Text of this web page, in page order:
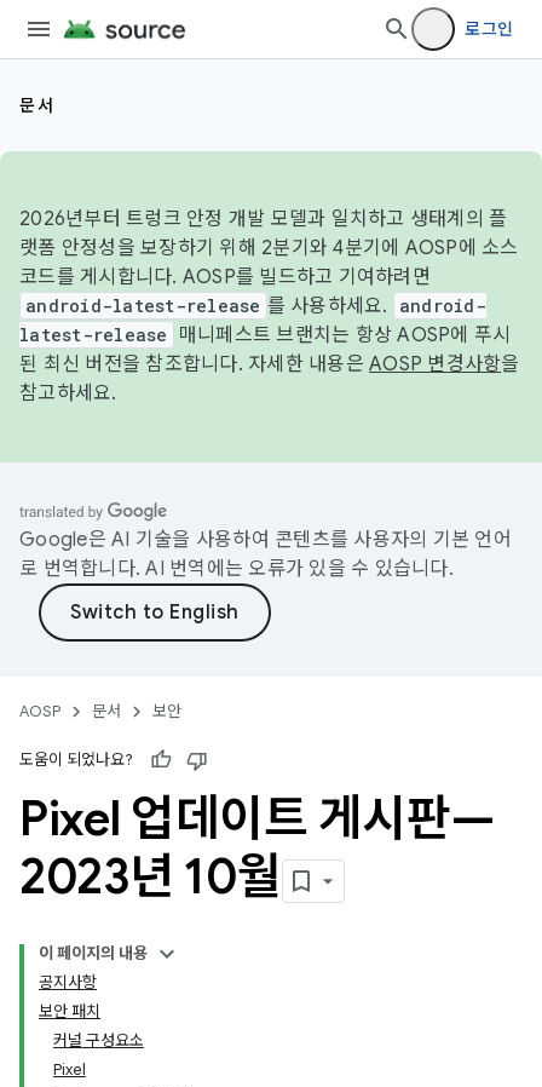
로그인
문서
2026년부터 트렁크 안정 개발 모델과 일치하고 생태계의 플
랫폼 안정성을 보장하기 위해 2분기와 4분기에 AOSP에 소스
코드를 게시합니다. AOSP를 빌드하고 기여하려면
android-latest-release 를 사용하세요.
android-
latest-release
매니페스트 브랜치는 항상 AOSP에 푸시
된 최신 버전을 참조합니다. 자세한 내용은 AOSP 변경사항을
참고하세요.
Google은 AI 기술을 사용하여 콘텐츠를 사용자의 기본 언어
로 번역합니다. AI 번역에는 오류가 있을 수 있습니다.
AOSP 문서 보안
도움이 되었나요?
Pixel 업데이트 게시판—
2023년 10월
이 페이지의 내용
공지사항
보안 패치
커널 구성요소
Pixel